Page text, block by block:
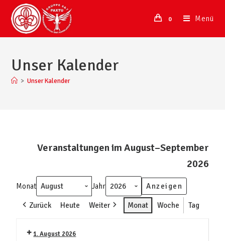
0 Menü
Unser Kalender
> Unser Kalender
Veranstaltungen im August–September
2026
Monat Jahr
Zurück Heute Weiter Monat Woche Tag
1. August 2026